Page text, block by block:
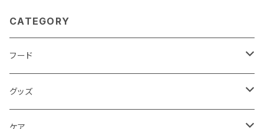
CATEGORY
フード
ドライフード
ウェットフード
グッズ
首輪 カラー
ケア